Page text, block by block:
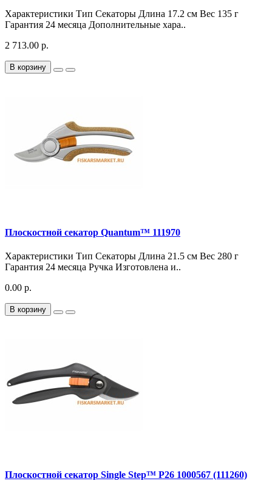
Характеристики Тип Секаторы Длина 17.2 см Вес 135 г
Гарантия 24 месяца Дополнительные хара..
2 713.00 р.
В корзину
Плоскостной секатор Quantum™ 111970
Характеристики Тип Секаторы Длина 21.5 см Вес 280 г
Гарантия 24 месяца Ручка Изготовлена и..
0.00 р.
В корзину
Плоскостной секатор Single Step™ Р26 1000567 (111260)